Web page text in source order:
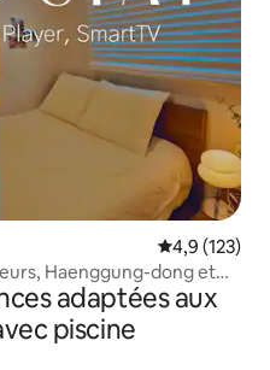
Évaluation
4,9 (123)
Haenggung-dong et
adaptées aux
piscine